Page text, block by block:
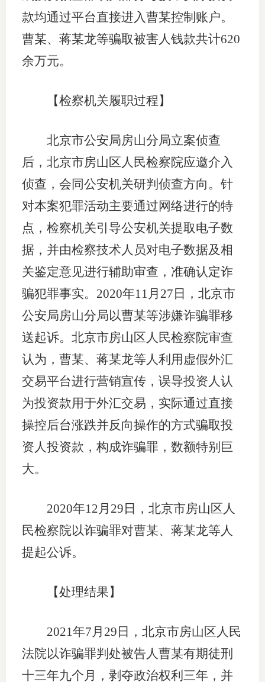
款均通过平台直接进入曹某控制账户。
曹某、蒋某龙等骗取被害人钱款共计620
余万元。
【检察机关履职过程】
北京市公安局房山分局立案侦查
后，北京市房山区人民检察院应邀介入
侦查，会同公安机关研判侦查方向。针
对本案犯罪活动主要通过网络进行的特
点，检察机关引导公安机关提取电子数
据，并由检察技术人员对电子数据及相
关鉴定意见进行辅助审查，准确认定诈
骗犯罪事实。2020年11月27日，北京市
公安局房山分局以曹某等涉嫌诈骗罪移
送起诉。北京市房山区人民检察院审查
认为，曹某、蒋某龙等人利用虚假外汇
交易平台进行营销宣传，误导投资人认
为投资款用于外汇交易，实际通过直接
操控后台涨跌并反向操作的方式骗取投
资人投资款，构成诈骗罪，数额特别巨
大。
2020年12月29日，北京市房山区人
民检察院以诈骗罪对曹某、蒋某龙等人
提起公诉。
【处理结果】
2021年7月29日，北京市房山区人民
法院以诈骗罪判处被告人曹某有期徒刑
十三年九个月，剥夺政治权利三年，并